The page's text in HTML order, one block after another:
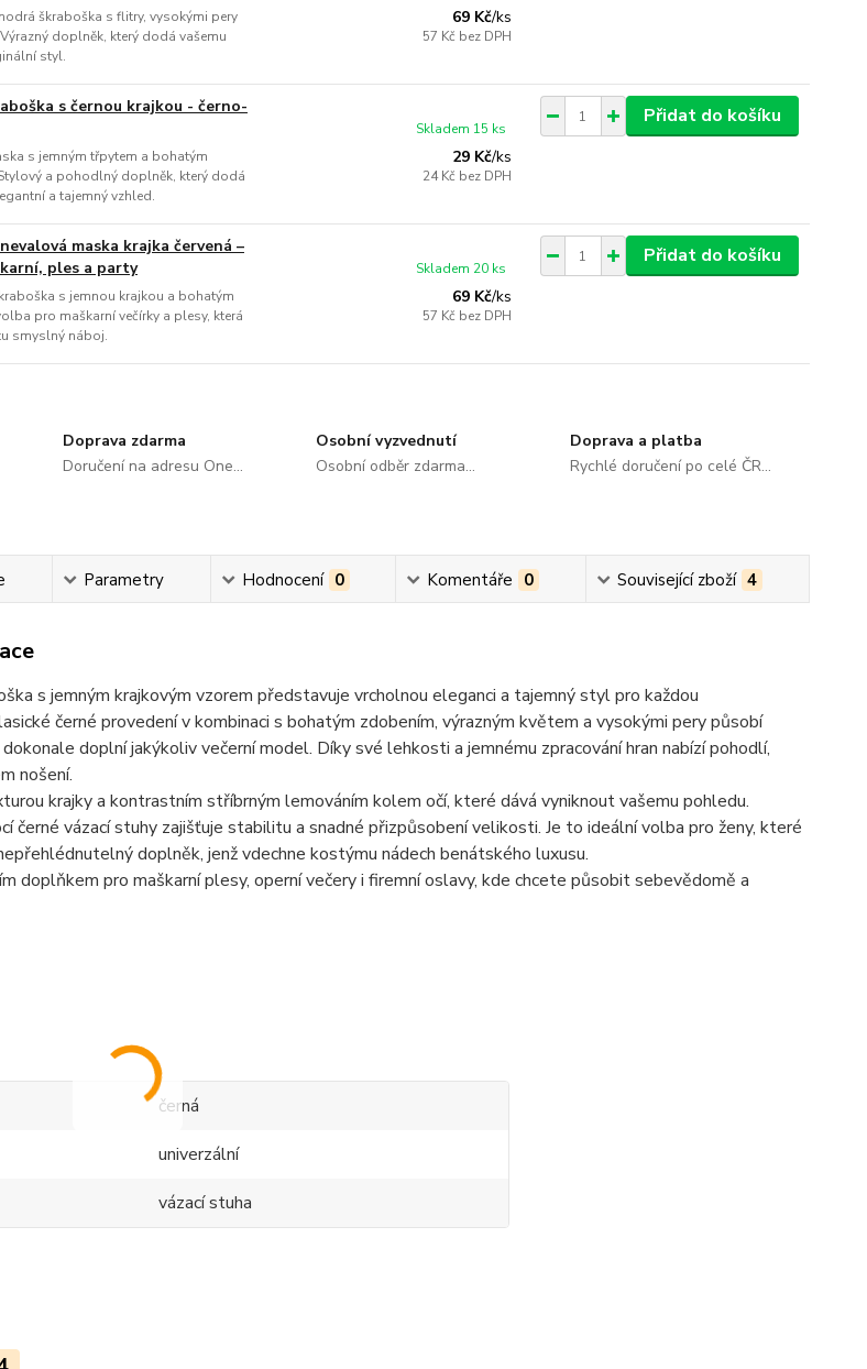
škraboška s flitry, vysokými pery
doplněk, který dodá vašemu
styl.
69 Kč/ks
57 Kč bez DPH
s černou krajkou - černo-
s jemným třpytem a bohatým
a pohodlný doplněk, který dodá
a tajemný vzhled.
29 Kč/ks
24 Kč bez DPH
Skladem 15 ks
Přidat do košíku
maska krajka červená –
ples a party
s jemnou krajkou a bohatým
pro maškarní večírky a plesy, která
smyslný náboj.
69 Kč/ks
57 Kč bez DPH
Skladem 20 ks
Přidat do košíku
Doprava zdarma
Doručení na adresu One...
Osobní vyzvednutí
Osobní odběr zdarma...
Doprava a platba
Rychlé doručení po celé ČR...
Parametry Hodnocení 0 Komentáře 0 Související zboží 4
s jemným krajkovým vzorem představuje vrcholnou eleganci a tajemný styl pro každou
černé provedení v kombinaci s bohatým zdobením, výrazným květem a vysokými pery působí
doplní jakýkoliv večerní model. Díky své lehkosti a jemnému zpracování hran nabízí pohodlí,
nošení.
krajky a kontrastním stříbrným lemováním kolem očí, které dává vyniknout vašemu pohledu.
černé vázací stuhy zajišťuje stabilitu a snadné přizpůsobení velikosti. Je to ideální volba pro ženy, které
doplněk, jenž vdechne kostýmu nádech benátského luxusu.
doplňkem pro maškarní plesy, operní večery i firemní oslavy, kde chcete působit sebevědomě a
černá
univerzální
vázací stuha